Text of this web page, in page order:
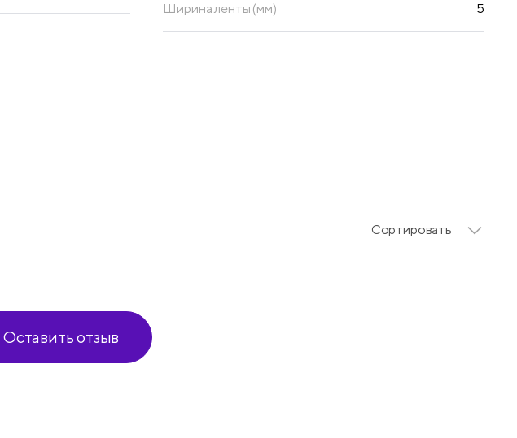
Ширина ленты (мм) 5
Сортировать
Оставить отзыв